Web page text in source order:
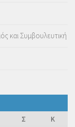
και Συμβουλευτική
Σ
Κ